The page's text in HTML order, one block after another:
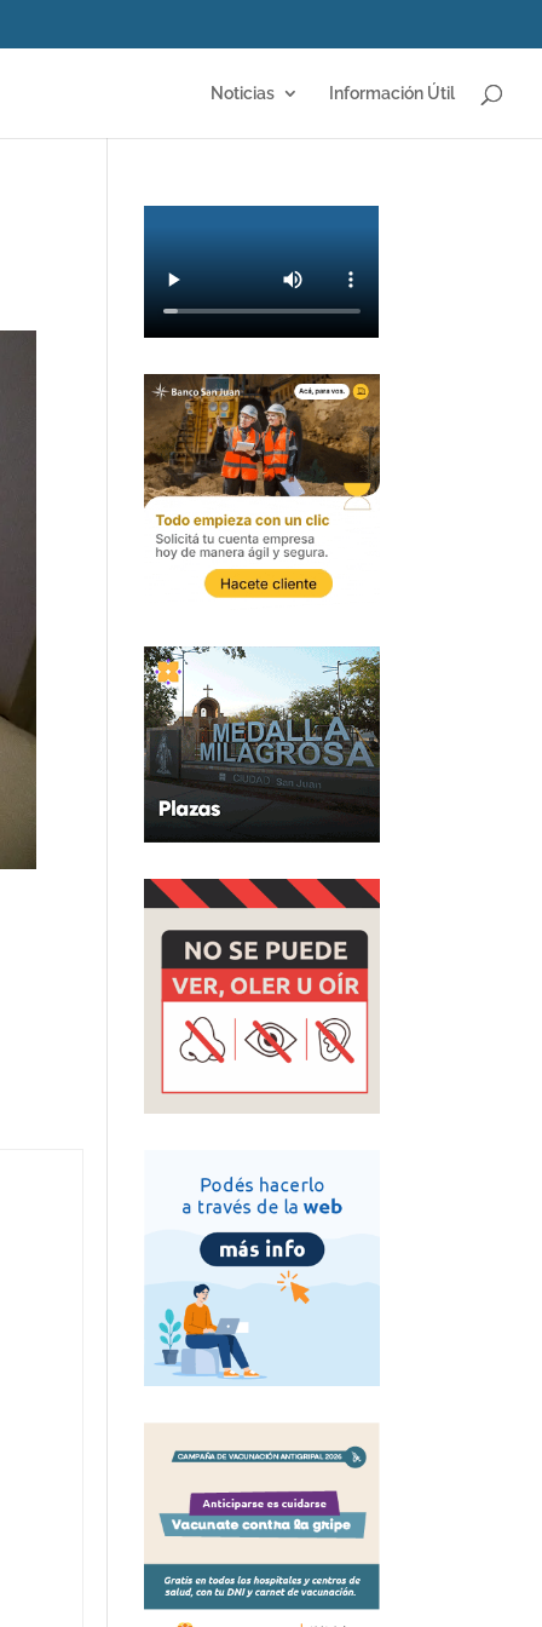
Noticias Información Útil